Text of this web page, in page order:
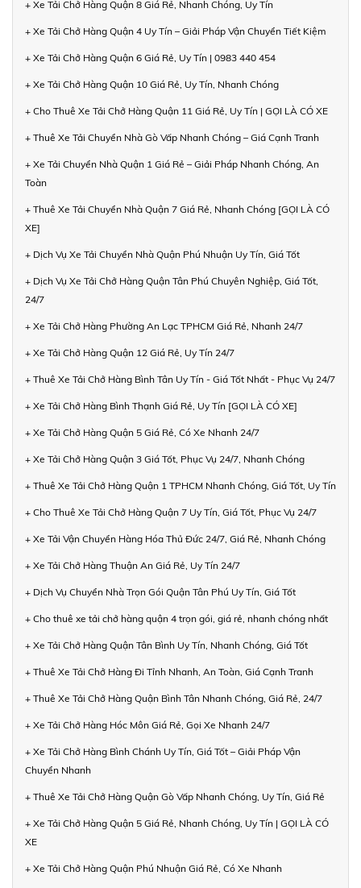
+ Xe Tải Chở Hàng Quận 8 Giá Rẻ, Nhanh Chóng, Uy Tín
+ Xe Tải Chở Hàng Quận 4 Uy Tín – Giải Pháp Vận Chuyển Tiết Kiệm
+ Xe Tải Chở Hàng Quận 6 Giá Rẻ, Uy Tín | 0983 440 454
+ Xe Tải Chở Hàng Quận 10 Giá Rẻ, Uy Tín, Nhanh Chóng
+ Cho Thuê Xe Tải Chở Hàng Quận 11 Giá Rẻ, Uy Tín | GỌI LÀ CÓ XE
+ Thuê Xe Tải Chuyển Nhà Gò Vấp Nhanh Chóng – Giá Cạnh Tranh
+ Xe Tải Chuyển Nhà Quận 1 Giá Rẻ – Giải Pháp Nhanh Chóng, An
Toàn
+ Thuê Xe Tải Chuyển Nhà Quận 7 Giá Rẻ, Nhanh Chóng [GỌI LÀ CÓ
XE]
+ Dịch Vụ Xe Tải Chuyển Nhà Quận Phú Nhuận Uy Tín, Giá Tốt
+ Dịch Vụ Xe Tải Chở Hàng Quận Tân Phú Chuyên Nghiệp, Giá Tốt,
24/7
+ Xe Tải Chở Hàng Phường An Lạc TPHCM Giá Rẻ, Nhanh 24/7
+ Xe Tải Chở Hàng Quận 12 Giá Rẻ, Uy Tín 24/7
+ Thuê Xe Tải Chở Hàng Bình Tân Uy Tín - Giá Tốt Nhất - Phục Vụ 24/7
+ Xe Tải Chở Hàng Bình Thạnh Giá Rẻ, Uy Tín [GỌI LÀ CÓ XE]
+ Xe Tải Chở Hàng Quận 5 Giá Rẻ, Có Xe Nhanh 24/7
+ Xe Tải Chở Hàng Quận 3 Giá Tốt, Phục Vụ 24/7, Nhanh Chóng
+ Thuê Xe Tải Chở Hàng Quận 1 TPHCM Nhanh Chóng, Giá Tốt, Uy Tín
+ Cho Thuê Xe Tải Chở Hàng Quận 7 Uy Tín, Giá Tốt, Phục Vụ 24/7
+ Xe Tải Vận Chuyển Hàng Hóa Thủ Đức 24/7, Giá Rẻ, Nhanh Chóng
+ Xe Tải Chở Hàng Thuận An Giá Rẻ, Uy Tín 24/7
+ Dịch Vụ Chuyển Nhà Trọn Gói Quận Tân Phú Uy Tín, Giá Tốt
+ Cho thuê xe tải chở hàng quận 4 trọn gói, giá rẻ, nhanh chóng nhất
+ Xe Tải Chở Hàng Quận Tân Bình Uy Tín, Nhanh Chóng, Giá Tốt
+ Thuê Xe Tải Chở Hàng Đi Tỉnh Nhanh, An Toàn, Giá Cạnh Tranh
+ Thuê Xe Tải Chở Hàng Quận Bình Tân Nhanh Chóng, Giá Rẻ, 24/7
+ Xe Tải Chở Hàng Hóc Môn Giá Rẻ, Gọi Xe Nhanh 24/7
+ Xe Tải Chở Hàng Bình Chánh Uy Tín, Giá Tốt – Giải Pháp Vận
Chuyển Nhanh
+ Thuê Xe Tải Chở Hàng Quận Gò Vấp Nhanh Chóng, Uy Tín, Giá Rẻ
+ Xe Tải Chở Hàng Quận 5 Giá Rẻ, Nhanh Chóng, Uy Tín | GỌI LÀ CÓ
XE
+ Xe Tải Chở Hàng Quận Phú Nhuận Giá Rẻ, Có Xe Nhanh